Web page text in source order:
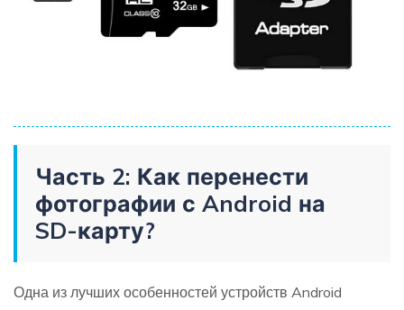
Часть 2: Как перенести
фотографии с Android на
SD-карту?
Одна из лучших особенностей устройств Android